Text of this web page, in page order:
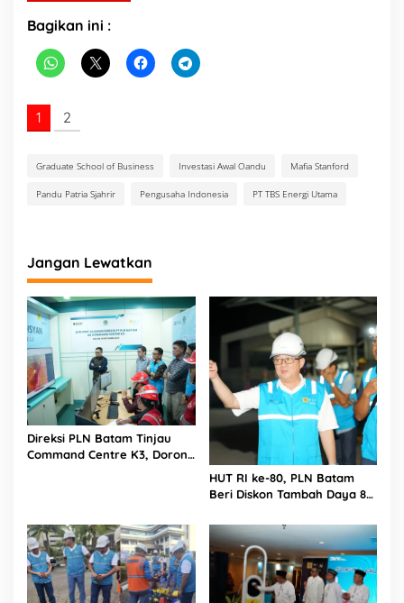
Bagikan ini :
1 2
Graduate School of Business Investasi Awal Oandu Mafia Stanford
Pandu Patria Sjahrir Pengusaha Indonesia PT TBS Energi Utama
Jangan Lewatkan
Direksi PLN Batam Tinjau
Command Centre K3, Dorong
HUT RI ke-80, PLN Batam
Beri Diskon Tambah Daya 80
Agustus 2025